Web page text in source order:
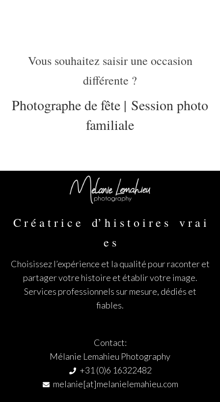
Vous souhaitez saisir une occasion
différente ?
Photographe de fête | Session photo
familiale
C r é a t r i c e d’ h i s t o i r e s v r a i
e s
Choisissez l’expérience et la qualité pour raconter et
partager votre histoire et établir votre image.
Services professionnels sur mesure, dédiés et
fiables.
Contact:
Mélanie Lemahieu Photography
+31 (0)6 16322482
melanie[at]melanielemahieu.com